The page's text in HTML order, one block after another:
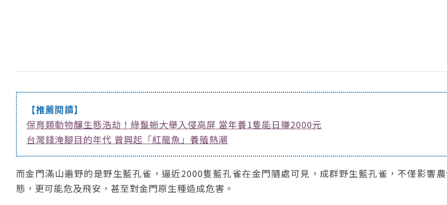
【推薦閱讀】
保育類動物釀生態浩劫！綠鬣蜥大舉入侵高屏 當年養1隻能日賺2000元
台灣錢淹腳目的年代 曾興起「紅龍魚」養殖熱潮
而金門滿山遍野的是野生藍孔雀，逼近2000隻藍孔雀在金門隨處可見，成群野生藍孔雀，不僅影響
態，更可能危及飛安，甚至對金門原生種造成危害。